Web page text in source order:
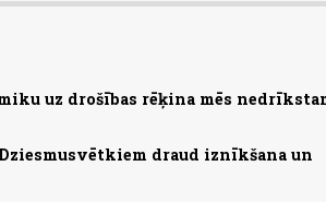
uz drošības rēķina mēs
draud iznīkšana un